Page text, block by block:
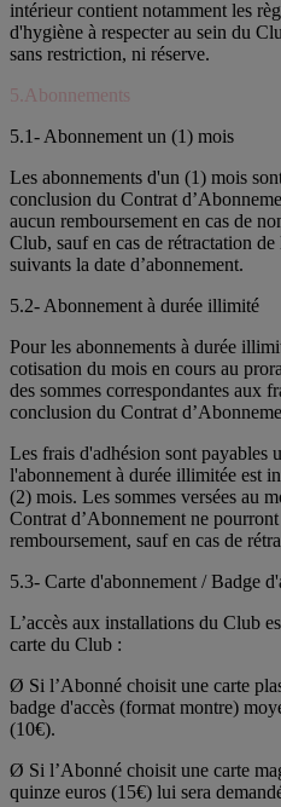
intérieur contient notamment les
d'hygiène à respecter au sein du
sans restriction, ni réserve.
5.Abonnements
5.1- Abonnement un (1) mois
Les abonnements d'un (1) mois
conclusion du Contrat
aucun remboursement en cas de
Club, sauf en cas de rétractation
suivants la date d’abonnement.
5.2- Abonnement à durée illimité
Pour les abonnements à durée
cotisation du mois en cours au
des sommes correspondantes aux
conclusion du Contrat
Les frais d'adhésion sont payables
l'abonnement à durée illimitée est
(2) mois. Les sommes versées au
Contrat d’Abonnement ne
remboursement, sauf en cas de
5.3- Carte d'abonnement / Badge
L’accès aux installations du Club
carte du Club :
Ø Si l’Abonné choisit une carte
badge d'accès (format montre)
(10€).
Ø Si l’Abonné choisit une carte
quinze euros (15€) lui sera